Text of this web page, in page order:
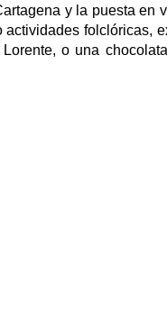
y la puesta en
folclóricas,
o una